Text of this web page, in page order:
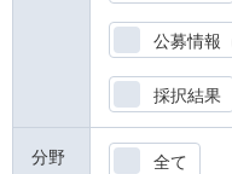
公募情報
採択結果
分野
全て